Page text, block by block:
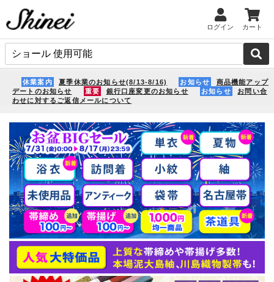
ログイン カート
休業案内 夏季休業のお知らせ(8/13-8/16) お知らせ
商品機能アップ
デートのお知らせ
重要 銀行口座変更のお知らせ お知らせ
お問い合
わせに対するご返信メールについて